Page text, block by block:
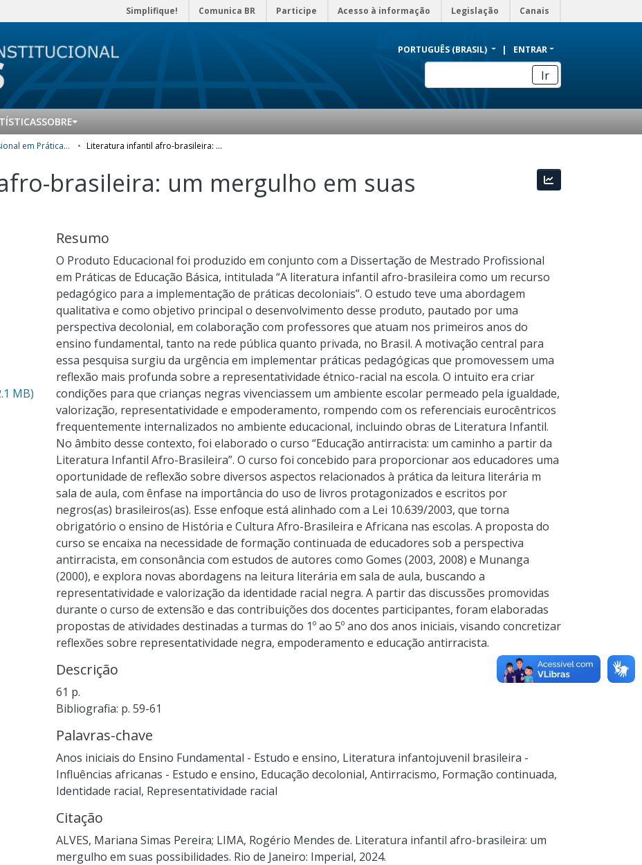
Simplifique! Comunica BR Participe Acesso à informação Legislação Canais
PORTUGUÊS (BRASIL) ENTRAR
Ir
SOBRE
Mestrado Profissional em Práticas de Educação Básica (MPPEB) - Produtos Educacionais Literatura infantil afro-brasileira: um mergulho em suas possibilidades
brasileira: um mergulho em suas
MB)
Resumo
O Produto Educacional foi produzido em conjunto com a Dissertação de Mestrado Profissional
em Práticas de Educação Básica, intitulada “A literatura infantil afro-brasileira como um recurso
pedagógico para a implementação de práticas decoloniais”. O estudo teve uma abordagem
qualitativa e como objetivo principal o desenvolvimento desse produto, pautado por uma
perspectiva decolonial, em colaboração com professores que atuam nos primeiros anos do
ensino fundamental, tanto na rede pública quanto privada, no Brasil. A motivação central para
essa pesquisa surgiu da urgência em implementar práticas pedagógicas que promovessem uma
reflexão mais profunda sobre a representatividade étnico-racial na escola. O intuito era criar
condições para que crianças negras vivenciassem um ambiente escolar permeado pela igualdade,
valorização, representatividade e empoderamento, rompendo com os referenciais eurocêntricos
frequentemente internalizados no ambiente educacional, incluindo obras de Literatura Infantil.
No âmbito desse contexto, foi elaborado o curso “Educação antirracista: um caminho a partir da
Literatura Infantil Afro-Brasileira”. O curso foi concebido para proporcionar aos educadores uma
oportunidade de reflexão sobre diversos aspectos relacionados à prática da leitura literária m
sala de aula, com ênfase na importância do uso de livros protagonizados e escritos por
negros(as) brasileiros(as). Esse enfoque está alinhado com a Lei 10.639/2003, que torna
obrigatório o ensino de História e Cultura Afro-Brasileira e Africana nas escolas. A proposta do
curso se encaixa na necessidade de formação continuada de educadores sob a perspectiva
antirracista, em consonância com estudos de autores como Gomes (2003, 2008) e Munanga
(2000), e explora novas abordagens na leitura literária em sala de aula, buscando a
representatividade e valorização da identidade racial negra. A partir das discussões promovidas
durante o curso de extensão e das contribuições dos docentes participantes, foram elaboradas
propostas de atividades destinadas a turmas do 1º ao 5º ano dos anos iniciais, visando concretizar
reflexões sobre representatividade negra, empoderamento e educação antirracista.
Descrição
61 p.
Bibliografia: p. 59-61
Palavras-chave
Anos iniciais do Ensino Fundamental - Estudo e ensino, Literatura infantojuvenil brasileira -
Influências africanas - Estudo e ensino, Educação decolonial, Antirracismo, Formação continuada,
Identidade racial, Representatividade racial
Citação
ALVES, Mariana Simas Pereira; LIMA, Rogério Mendes de. Literatura infantil afro-brasileira: um
mergulho em suas possibilidades. Rio de Janeiro: Imperial, 2024.